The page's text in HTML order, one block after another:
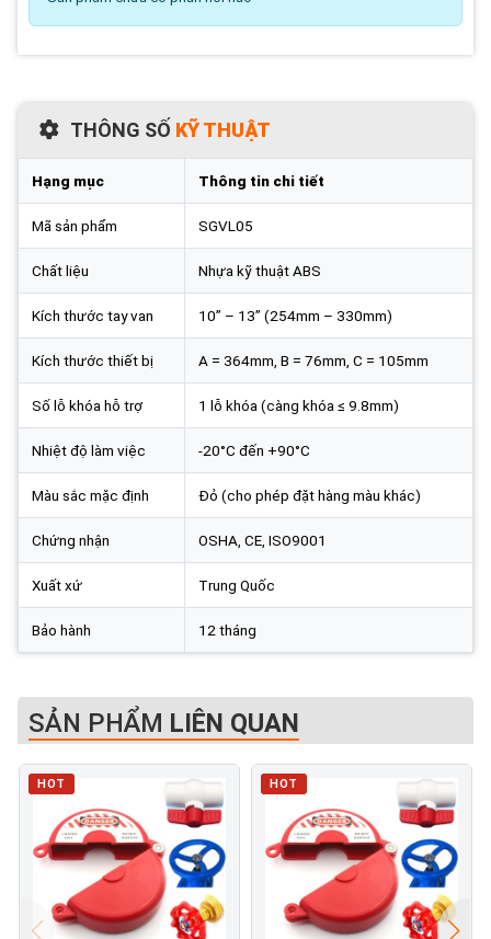
THÔNG SỐ KỸ THUẬT
Hạng mục Thông tin chi tiết
Mã sản phẩm SGVL05
Chất liệu Nhựa kỹ thuật ABS
Kích thước tay van 10” – 13” (254mm – 330mm)
Kích thước thiết bị A = 364mm, B = 76mm, C = 105mm
Số lỗ khóa hỗ trợ 1 lỗ khóa (càng khóa ≤ 9.8mm)
Nhiệt độ làm việc -20°C đến +90°C
Màu sắc mặc định Đỏ (cho phép đặt hàng màu khác)
Chứng nhận OSHA, CE, ISO9001
Xuất xứ Trung Quốc
Bảo hành 12 tháng
SẢN PHẨM LIÊN QUAN
HOT HOT